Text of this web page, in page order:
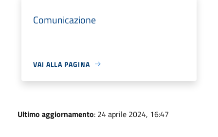
Comunicazione
VAI ALLA PAGINA
Ultimo aggiornamento: 24 aprile 2024, 16:47